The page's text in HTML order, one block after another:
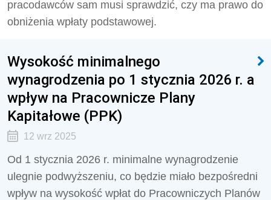
pracodawców sam musi sprawdzić, czy ma prawo do
obniżenia wpłaty podstawowej.
Wysokość minimalnego
wynagrodzenia po 1 stycznia 2026 r. a
wpływ na Pracownicze Plany
Kapitałowe (PPK)
12 wrz 2025
Od 1 stycznia 2026 r. minimalne wynagrodzenie
ulegnie podwyższeniu, co będzie miało bezpośredni
wpływ na wysokość wpłat do Pracowniczych Planów